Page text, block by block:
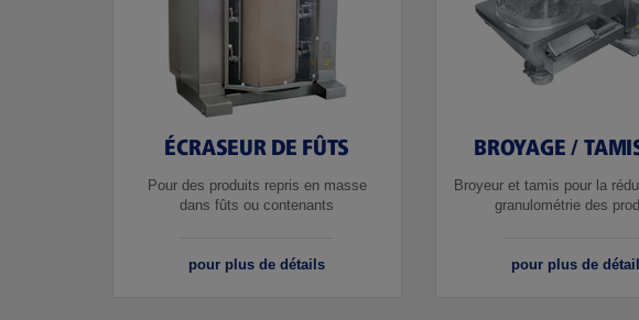
ÉCRASEUR DE FÛTS
Pour des produits repris en masse
dans fûts ou contenants
pour plus de détails
BROYAGE /
Broyeur et tamis pour la
granulométrie des
pour plus de